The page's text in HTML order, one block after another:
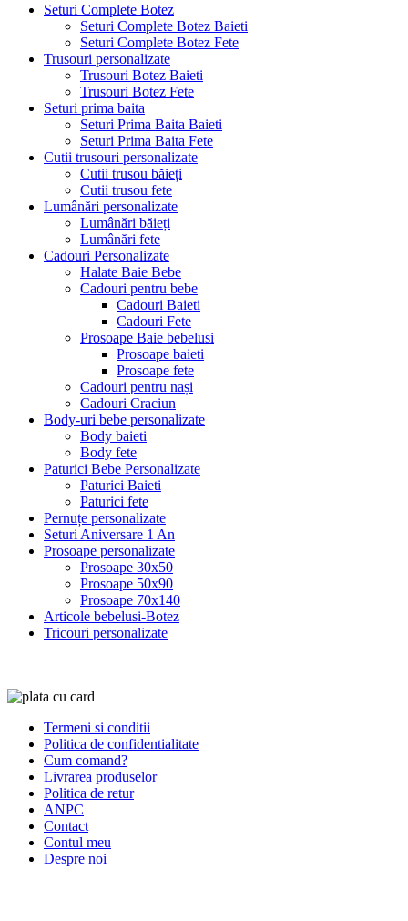
Seturi Complete Botez
Seturi Complete Botez Baieti
Seturi Complete Botez Fete
Trusouri personalizate
Trusouri Botez Baieti
Trusouri Botez Fete
Seturi prima baita
Seturi Prima Baita Baieti
Seturi Prima Baita Fete
Cutii trusouri personalizate
Cutii trusou băieți
Cutii trusou fete
Lumânări personalizate
Lumânări băieți
Lumânări fete
Cadouri Personalizate
Halate Baie Bebe
Cadouri pentru bebe
Cadouri Baieti
Cadouri Fete
Prosoape Baie bebelusi
Prosoape baieti
Prosoape fete
Cadouri pentru nași
Cadouri Craciun
Body-uri bebe personalizate
Body baieti
Body fete
Paturici Bebe Personalizate
Paturici Baieti
Paturici fete
Pernuțe personalizate
Seturi Aniversare 1 An
Prosoape personalizate
Prosoape 30x50
Prosoape 50x90
Prosoape 70x140
Articole bebelusi-Botez
Tricouri personalizate
Termeni si conditii
Politica de confidentialitate
Cum comand?
Livrarea produselor
Politica de retur
ANPC
Contact
Contul meu
Despre noi